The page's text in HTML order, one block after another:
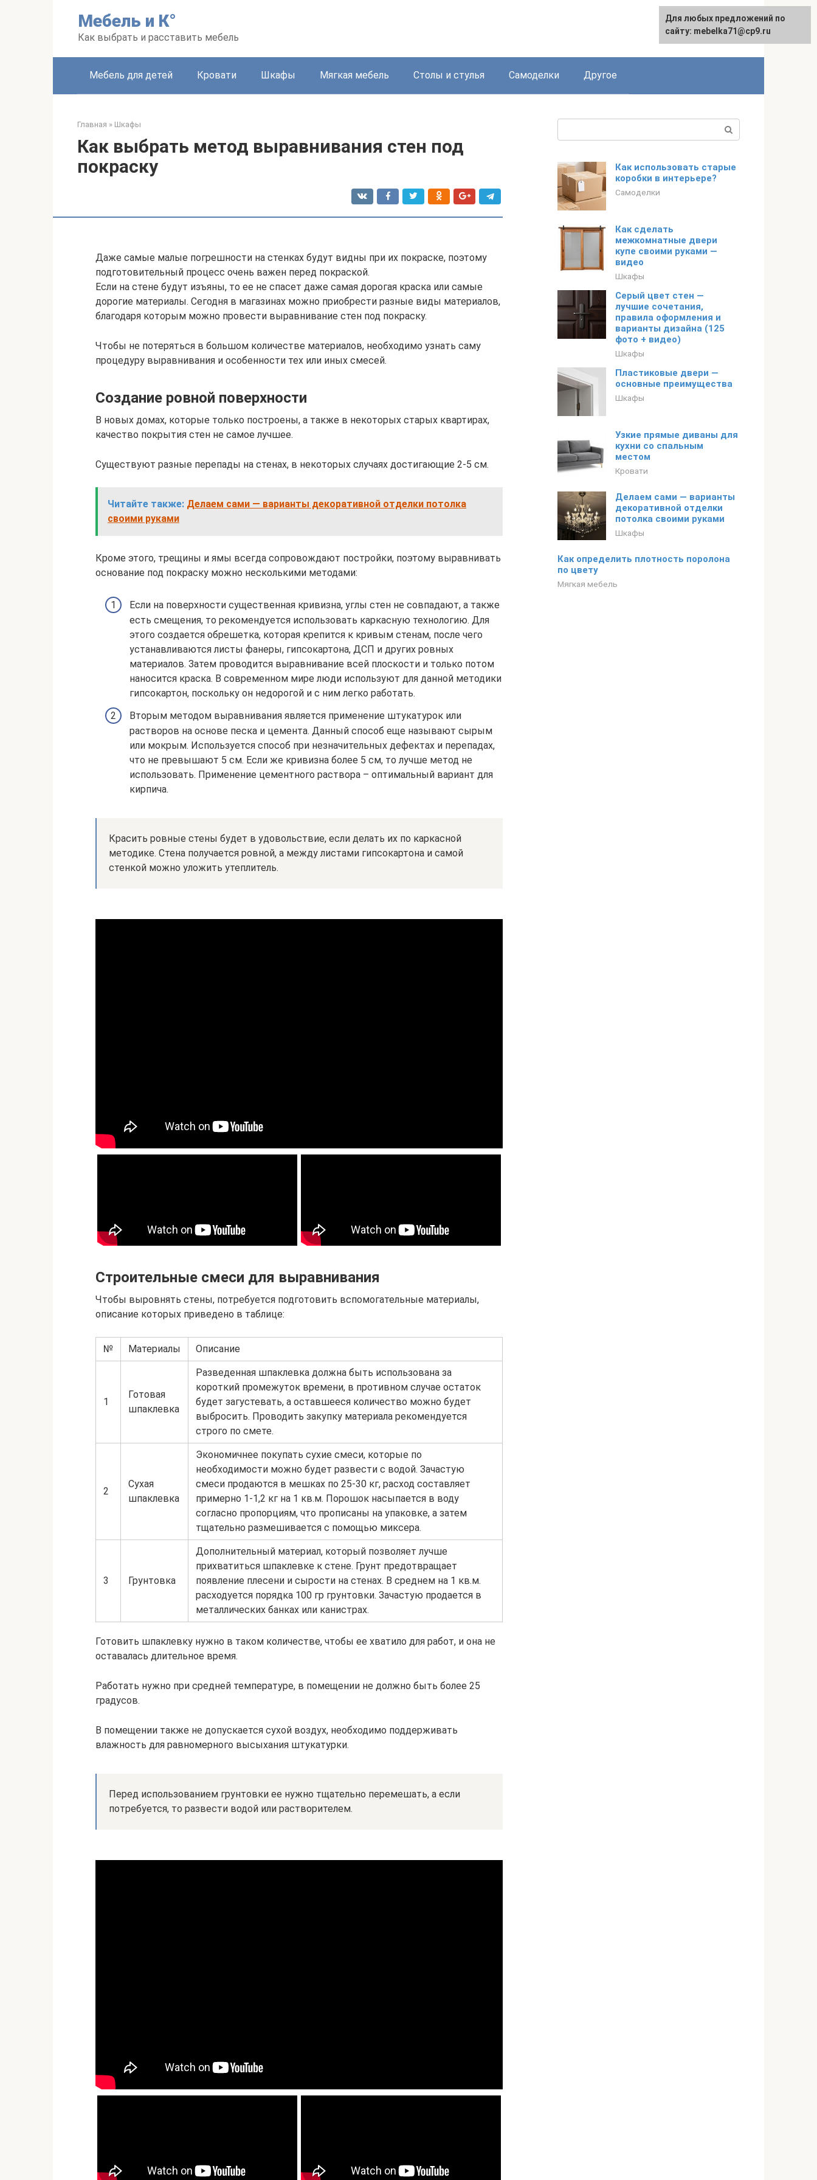
Мебель и К°
Как выбрать и расставить мебель
Мебель для детей Кровати Шкафы Мягкая мебель Столы и стулья Самоделки Другое
Главная » Шкафы
Как выбрать метод выравнивания стен под
покраску
Даже самые малые погрешности на стенках будут видны при их покраске, поэтому
подготовительный процесс очень важен перед покраской.
Если на стене будут изъяны, то ее не спасет даже самая дорогая краска или самые
дорогие материалы. Сегодня в магазинах можно приобрести разные виды материалов,
благодаря которым можно провести выравнивание стен под покраску.
Чтобы не потеряться в большом количестве материалов, необходимо узнать саму
процедуру выравнивания и особенности тех или иных смесей.
Создание ровной поверхности
В новых домах, которые только построены, а также в некоторых старых квартирах,
качество покрытия стен не самое лучшее.
Существуют разные перепады на стенах, в некоторых случаях достигающие 2-5 см.
Читайте также: Делаем сами — варианты декоративной отделки потолка
своими руками
Кроме этого, трещины и ямы всегда сопровождают постройки, поэтому выравнивать
основание под покраску можно несколькими методами:
Если на поверхности существенная кривизна, углы стен не совпадают, а также
есть смещения, то рекомендуется использовать каркасную технологию. Для
этого создается обрешетка, которая крепится к кривым стенам, после чего
устанавливаются листы фанеры, гипсокартона, ДСП и других ровных
материалов. Затем проводится выравнивание всей плоскости и только потом
наносится краска. В современном мире люди используют для данной методики
гипсокартон, поскольку он недорогой и с ним легко работать.
Вторым методом выравнивания является применение штукатурок или
растворов на основе песка и цемента. Данный способ еще называют сырым
или мокрым. Используется способ при незначительных дефектах и перепадах,
что не превышают 5 см. Если же кривизна более 5 см, то лучше метод не
использовать. Применение цементного раствора – оптимальный вариант для
кирпича.
Красить ровные стены будет в удовольствие, если делать их по каркасной
методике. Стена получается ровной, а между листами гипсокартона и самой
стенкой можно уложить утеплитель.
Строительные смеси для выравнивания
Чтобы выровнять стены, потребуется подготовить вспомогательные материалы,
описание которых приведено в таблице:
№ Материалы Описание
1
Готовая
шпаклевка
Разведенная шпаклевка должна быть использована за
короткий промежуток времени, в противном случае остаток
будет загустевать, а оставшееся количество можно будет
выбросить. Проводить закупку материала рекомендуется
строго по смете.
2
Сухая
шпаклевка
Экономичнее покупать сухие смеси, которые по
необходимости можно будет развести с водой. Зачастую
смеси продаются в мешках по 25-30 кг, расход составляет
примерно 1-1,2 кг на 1 кв.м. Порошок насыпается в воду
согласно пропорциям, что прописаны на упаковке, а затем
тщательно размешивается с помощью миксера.
3 Грунтовка
Дополнительный материал, который позволяет лучше
прихватиться шпаклевке к стене. Грунт предотвращает
появление плесени и сырости на стенах. В среднем на 1 кв.м.
расходуется порядка 100 гр грунтовки. Зачастую продается в
металлических банках или канистрах.
Готовить шпаклевку нужно в таком количестве, чтобы ее хватило для работ, и она не
оставалась длительное время.
Работать нужно при средней температуре, в помещении не должно быть более 25
градусов.
В помещении также не допускается сухой воздух, необходимо поддерживать
влажность для равномерного высыхания штукатурки.
Перед использованием грунтовки ее нужно тщательно перемешать, а если
потребуется, то развести водой или растворителем.
Как использовать старые
коробки в интерьере?
Самоделки
Как сделать
межкомнатные двери
купе своими руками —
видео
Шкафы
Серый цвет стен —
лучшие сочетания,
правила оформления и
варианты дизайна (125
фото + видео)
Шкафы
Пластиковые двери —
основные преимущества
Шкафы
Узкие прямые диваны для
кухни со спальным
местом
Кровати
Делаем сами — варианты
декоративной отделки
потолка своими руками
Шкафы
Как определить плотность поролона
по цвету
Мягкая мебель
Для любых предложений по
сайту: mebelka71@cp9.ru